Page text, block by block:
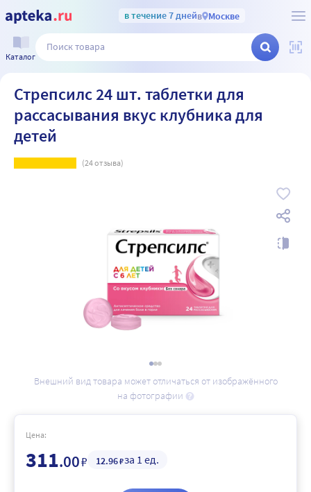
в течение 7 днейв Москве
Каталог
Стрепсилс 24 шт. таблетки для
рассасывания вкус клубника для
детей
(24отзыва)
Внешний вид товара может отличаться от изображённого
на фотографии
Цена:
311.00₽ 12.96₽за 1 ед.